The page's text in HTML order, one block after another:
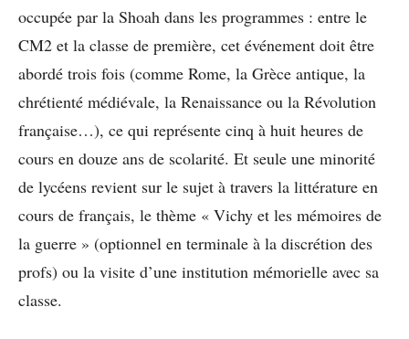
occupée par la Shoah dans les programmes : entre le
CM2 et la classe de première, cet événement doit être
abordé trois fois (comme Rome, la Grèce antique, la
chrétienté médiévale, la Renaissance ou la Révolution
française…), ce qui représente cinq à huit heures de
cours en douze ans de scolarité. Et seule une minorité
de lycéens revient sur le sujet à travers la littérature en
cours de français, le thème « Vichy et les mémoires de
la guerre » (optionnel en terminale à la discrétion des
profs) ou la visite d’une institution mémorielle avec sa
classe.